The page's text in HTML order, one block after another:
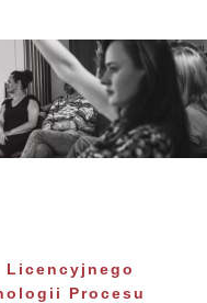
Licencyjnego
Procesu